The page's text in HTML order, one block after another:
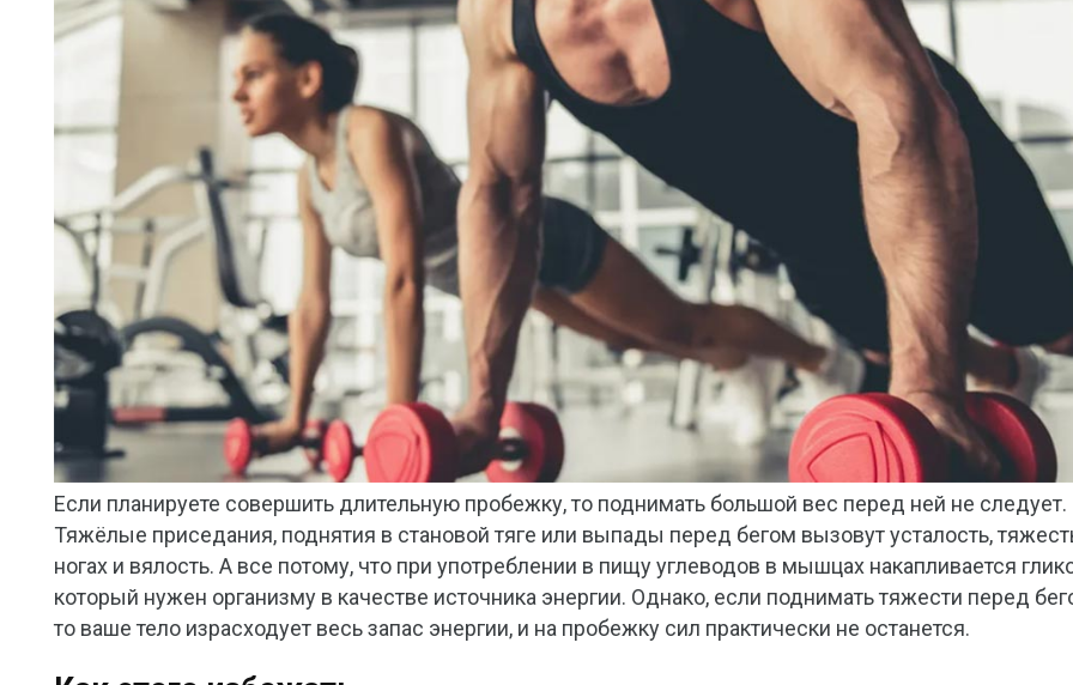
Если планируете совершить длительную пробежку, то поднимать большой вес перед ней не следует.
Тяжёлые приседания, поднятия в становой тяге или выпады перед бегом вызовут усталость,
ногах и вялость. А все потому, что при употреблении в пищу углеводов в мышцах накапливается
который нужен организму в качестве источника энергии. Однако, если поднимать тяжести перед
то ваше тело израсходует весь запас энергии, и на пробежку сил практически не останется.